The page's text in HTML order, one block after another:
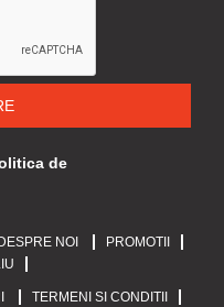
de
DESPRE NOI
PROMOTII
TERMENI SI CONDITII